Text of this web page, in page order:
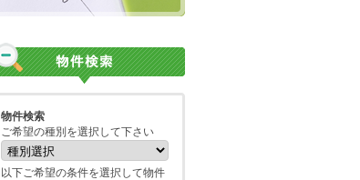
物件検索
ご希望の種別を選択して下さい
以下ご希望の条件を選択して物件